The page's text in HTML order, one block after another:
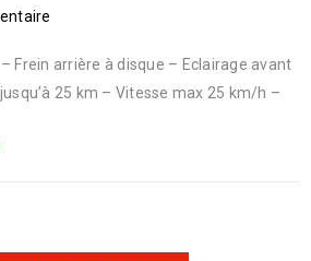
Frein arrière à disque – Eclairage avant
25 km – Vitesse max 25 km/h –